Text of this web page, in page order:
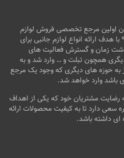
اولین مرجع تخصصی فروش لوازم
جانبی فعالیت خود را از سال ۹۸ با هدف ارائه انواع لوازم جانبی برای
زمان و گسترش فعالیت های
همچون تبلت و … وارد شد و به
به حوزه های دیگری که وجود یک مرجع
باشد وارد خواهد شد.
رضایت مشتریان خود که یکی از اهداف
سعی دارد تا به کیفیت محصولات ارائه
ای داشته باشد.